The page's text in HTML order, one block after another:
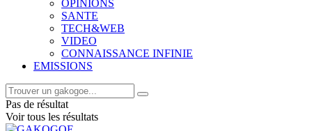
OPINIONS
SANTE
TECH&WEB
VIDEO
CONNAISSANCE INFINIE
EMISSIONS
Pas de résultat
Voir tous les résultats